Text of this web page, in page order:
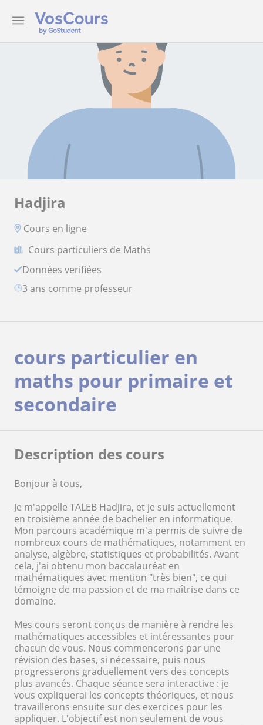
Hadjira
Cours en ligne
Cours particuliers de Maths
Données verifiées
3 ans comme professeur
cours particulier en
maths pour primaire et
secondaire
Description des cours
Bonjour à tous,
Je m'appelle TALEB Hadjira, et je suis actuellement
en troisième année de bachelier en informatique.
Mon parcours académique m'a permis de suivre de
nombreux cours de mathématiques, notamment en
analyse, algèbre, statistiques et probabilités. Avant
cela, j'ai obtenu mon baccalauréat en
mathématiques avec mention "très bien", ce qui
témoigne de ma passion et de ma maîtrise dans ce
domaine.
Mes cours seront conçus de manière à rendre les
mathématiques accessibles et intéressantes pour
chacun de vous. Nous commencerons par une
révision des bases, si nécessaire, puis nous
progresserons graduellement vers des concepts
plus avancés. Chaque séance sera interactive : je
vous expliquerai les concepts théoriques, et nous
travaillerons ensuite sur des exercices pour les
appliquer. L'objectif est non seulement de vous